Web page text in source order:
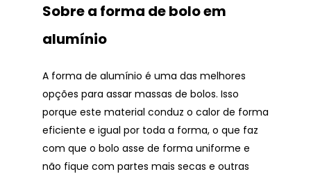
Sobre a forma de bolo em
alumínio
A forma de alumínio é uma das melhores
opções para assar massas de bolos. Isso
porque este material conduz o calor de forma
eficiente e igual por toda a forma, o que faz
com que o bolo asse de forma uniforme e
não fique com partes mais secas e outras